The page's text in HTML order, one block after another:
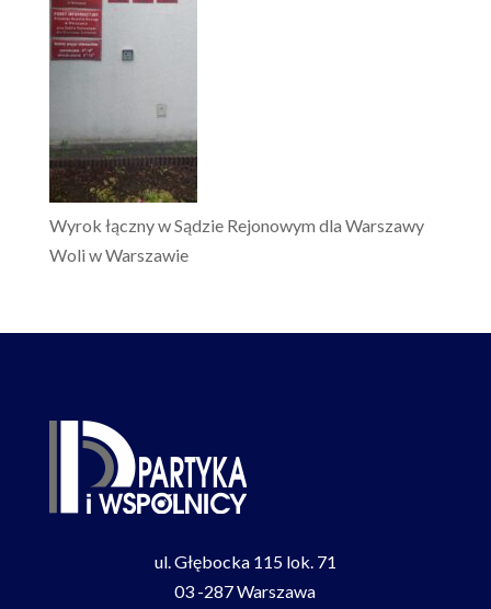
Wyrok łączny w Sądzie Rejonowym dla Warszawy
Woli w Warszawie
ul. Głębocka 115 lok. 71
03 -287 Warszawa